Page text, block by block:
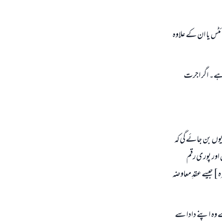
یا ان کے علاوہ
اگر اجرت
بن جائے گی کہ
پوری رقم
] جیسے عقدِ معاوضہ
اپنے والد سے وہ اپنے دادا سے